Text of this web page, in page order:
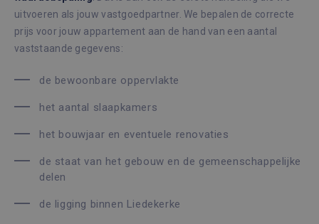
uitvoeren als jouw vastgoedpartner. We bepalen de correcte
prijs voor jouw appartement aan de hand van een aantal
vaststaande gegevens:
de bewoonbare oppervlakte
het aantal slaapkamers
het bouwjaar en eventuele renovaties
de staat van het gebouw en de gemeenschappelijke
delen
de ligging binnen Liedekerke